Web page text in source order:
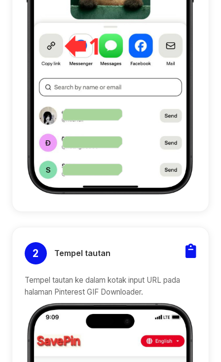
2 Tempel tautan
Tempel tautan ke dalam kotak input URL pada
halaman Pinterest GIF Downloader.